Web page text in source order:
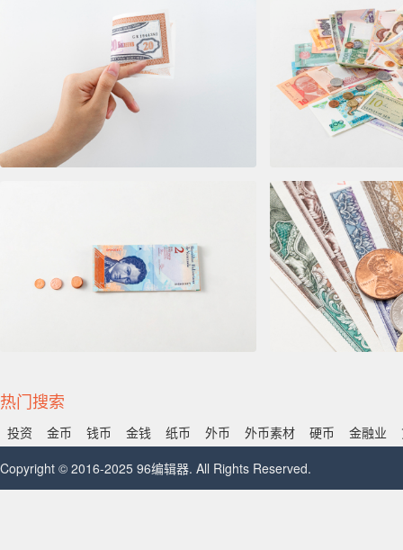
热门搜索
投资 金币 钱币 金钱 纸币 外币 外币素材 硬币 金融业
Copyright © 2016-2025 96编辑器. All Rights Reserved.